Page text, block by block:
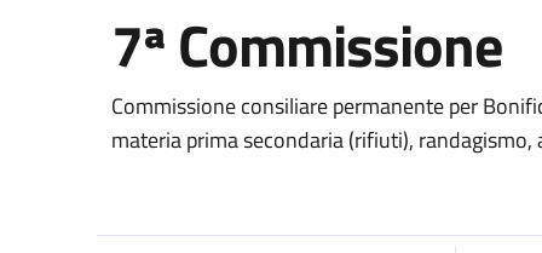
7ª Commissione
Dettaglio dell'unità
Commissione consiliare permanente per
materia prima secondaria (rifiuti),